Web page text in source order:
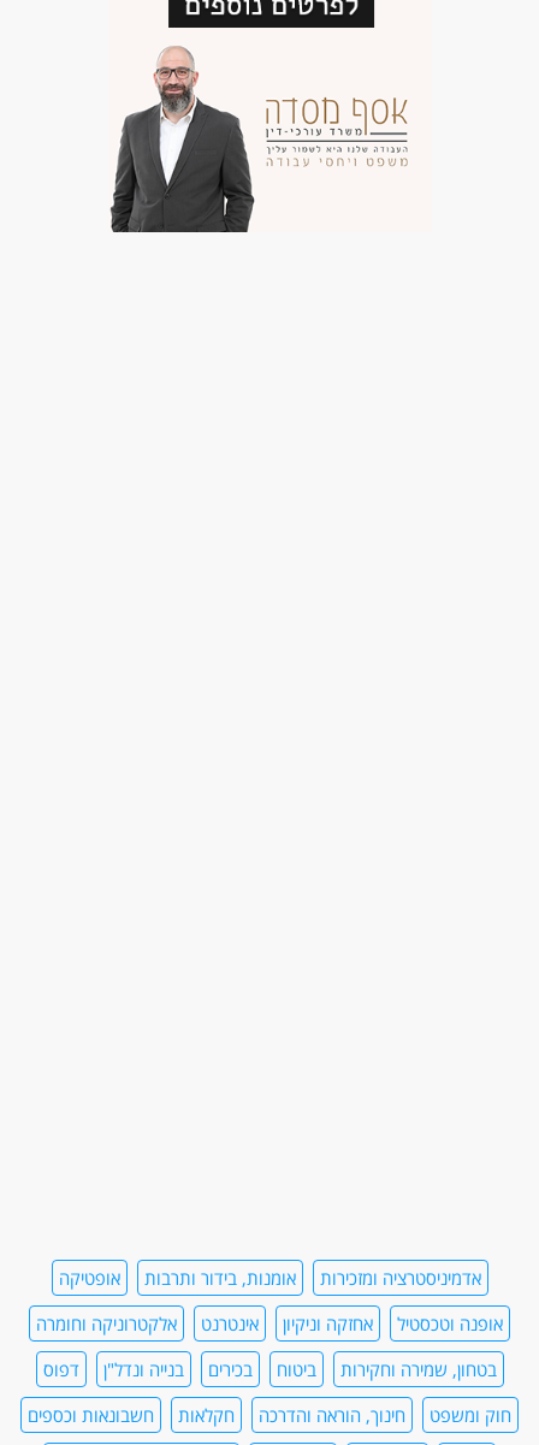
אדמיניסטרציה ומזכירות אומנות, בידור ותרבות
אופטיקה
אופנה וטכסטיל
אחזקה וניקיון אינטרנט
אלקטרוניקה וחומרה
בטחון, שמירה וחקירות
ביטוח בכירים בנייה ונדל"ן
דפוס
חוק ומשפט
חינוך, הוראה והדרכה חקלאות
חשבונאות וכספים